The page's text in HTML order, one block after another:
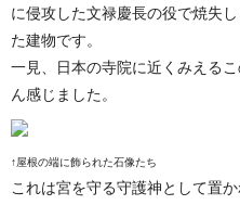
に侵攻した文禄慶長の役で焼失
た建物です。
一見、日本の寺院に近くみえる
ん感じました。
↑屋根の端に飾られた石像たち
これは宮を守る守護神として置